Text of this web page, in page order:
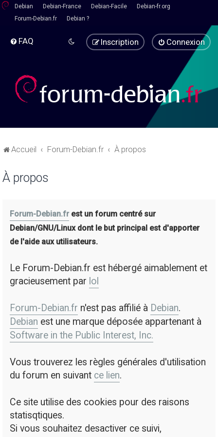
Debian Debian-France Debian-Facile
Debian-fr.org
Forum-Debian.fr
Debian ?
FAQ Connexion
Inscription
Accueil Forum-Debian.fr À propos
À propos
Forum-Debian.fr est un forum centré sur
Debian/GNU/Linux dont le but principal est d'apporter
de l'aide aux utilisateurs.
Le Forum-Debian.fr est hébergé aimablement et
gracieusement par lol
Forum-Debian.fr n'est pas affilié à Debian.
Debian est une marque déposée appartenant à
Software in the Public Interest, Inc.
Vous trouverez les règles générales d'utilisation
du forum en suivant ce lien.
Ce site utilise des cookies pour des raisons
statisqtiques.
Si vous souhaitez desactiver ce suivi,